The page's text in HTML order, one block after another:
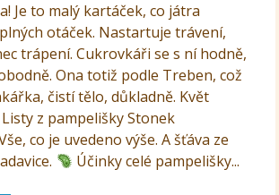
Je to malý kartáček, co játra
otáček. Nastartuje trávení,
trápení. Cukrovkáři se s ní hodně,
Ona totiž podle Treben, což
čistí tělo, důkladně. Květ
z pampelišky Stonek
co je uvedeno výše. A šťáva ze
Účinky celé pampelišky...